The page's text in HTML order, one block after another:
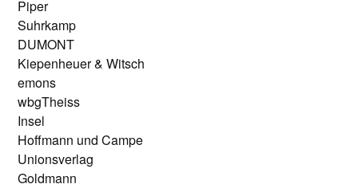
Piper
Suhrkamp
DUMONT
Kiepenheuer & Witsch
emons
wbgTheiss
Insel
Hoffmann und Campe
Unionsverlag
Goldmann